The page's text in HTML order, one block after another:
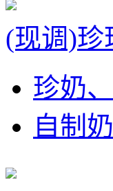
(现调)珍
珍奶
自制